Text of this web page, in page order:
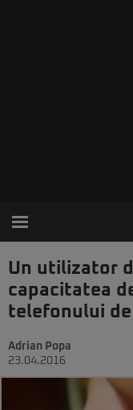
Un utilizator
capacitatea
telefonului de
Adrian Popa
23.04.2016